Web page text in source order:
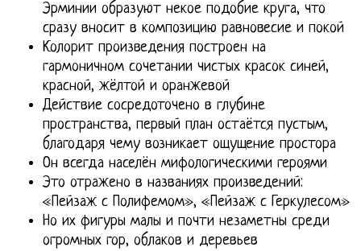
Эрминии образуют некое подобие круга, что
сразу вносит в композицию равновесие и покой
Колорит произведения построен на
гармоничном сочетании чистых красок синей,
красной, жёлтой и оранжевой
Действие сосредоточено в глубине
пространства, первый план остаётся пустым,
благодаря чему возникает ощущение простора
Он всегда населён мифологическими героями
Это отражено в названиях произведений:
«Пейзаж с Полифемом», «Пейзаж с Геркулесом»
Но их фигуры малы и почти незаметны среди
огромных гор, облаков и деревьев